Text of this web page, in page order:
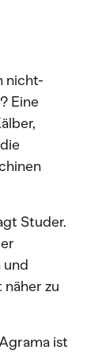
nicht-
Eine
Studer.
und
zu
ist